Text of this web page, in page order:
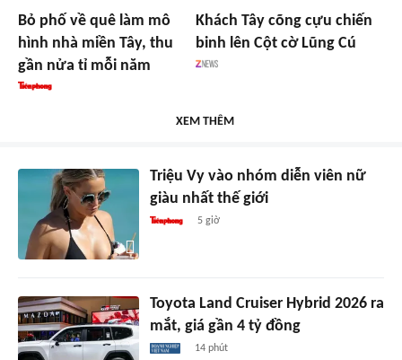
Bỏ phố về quê làm mô
hình nhà miền Tây, thu
gần nửa tỉ mỗi năm
Khách Tây cõng cựu chiến
binh lên Cột cờ Lũng Cú
XEM THÊM
Triệu Vy vào nhóm diễn viên nữ
giàu nhất thế giới
5 giờ
Toyota Land Cruiser Hybrid 2026 ra
mắt, giá gần 4 tỷ đồng
14 phút